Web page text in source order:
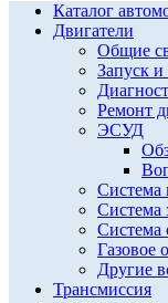
Каталог
Двигатели
Общие
Запуск и
Ремонт
ЭСУД
Система
Система
Система
Газовое
Другие
Трансмиссия